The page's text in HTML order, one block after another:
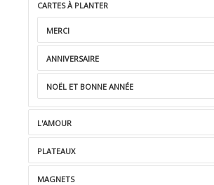
CARTES À PLANTER
MERCI
ANNIVERSAIRE
NOËL ET BONNE ANNÉE
L'AMOUR
PLATEAUX
MAGNETS